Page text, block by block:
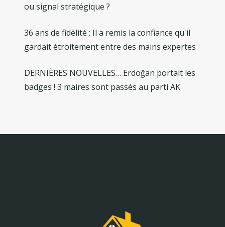
ou signal stratégique ?
36 ans de fidélité : Il a remis la confiance qu'il
gardait étroitement entre des mains expertes
DERNIÈRES NOUVELLES… Erdoğan portait les
badges ! 3 maires sont passés au parti AK